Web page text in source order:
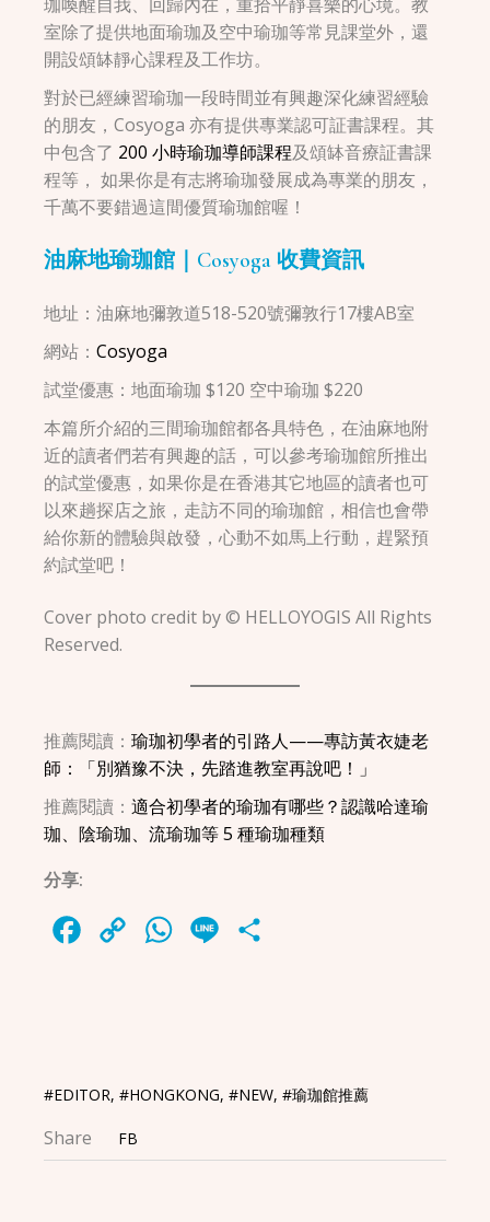
室除了提供地面瑜珈及空中瑜珈等常見課堂外，還
開設頌缽靜心課程及工作坊。
對於已經練習瑜珈一段時間並有興趣深化練習經驗
的朋友，Cosyoga 亦有提供專業認可証書課程。其
中包含了 200 小時瑜珈導師課程及頌缽音療証書課
程等， 如果你是有志將瑜珈發展成為專業的朋友，
千萬不要錯過這間優質瑜珈館喔！
油麻地瑜珈館｜Cosyoga 收費資訊
地址：油麻地彌敦道518-520號彌敦行17樓AB室
網站：Cosyoga
試堂優惠：地面瑜珈 $120 空中瑜珈 $220
本篇所介紹的三間瑜珈館都各具特色，在油麻地附
近的讀者們若有興趣的話，可以參考瑜珈館所推出
的試堂優惠，如果你是在香港其它地區的讀者也可
以來趟探店之旅，走訪不同的瑜珈館，相信也會帶
給你新的體驗與啟發，心動不如馬上行動，趕緊預
約試堂吧！
Cover photo credit by © HELLOYOGIS All Rights
Reserved.
推薦閱讀：瑜珈初學者的引路人——專訪黃衣婕老
師：「別猶豫不決，先踏進教室再說吧！」
推薦閱讀：適合初學者的瑜珈有哪些？認識哈達瑜
珈、陰瑜珈、流瑜珈等 5 種瑜珈種類
分享:
Facebook
Copy
WhatsApp
Line
#EDITOR,#HONGKONG,#NEW,#瑜珈館推薦
Share FB